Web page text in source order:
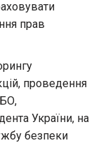
прав
проведення
України, на
безпеки